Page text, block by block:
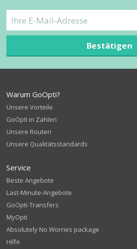
Bestätigen
Warum GoOpti?
Unsere Vorteile
GoOpti in Zahlen
Unsere Routen
Unsere Qualitätsstandards
Service
Beste Angebote
Last-Minute-Angebote
GoOpti-Transfers
MyOpti
Absolutely No Worries package
Hilfe